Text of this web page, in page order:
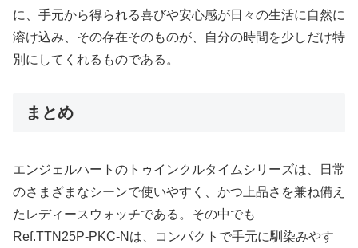
に、手元から得られる喜びや安心感が日々の生活に自然に
溶け込み、その存在そのものが、自分の時間を少しだけ特
別にしてくれるものである。
まとめ
エンジェルハートのトゥインクルタイムシリーズは、日常
のさまざまなシーンで使いやすく、かつ上品さを兼ね備え
たレディースウォッチである。その中でも
Ref.TTN25P‑PKC‑Nは、コンパクトで手元に馴染みやす